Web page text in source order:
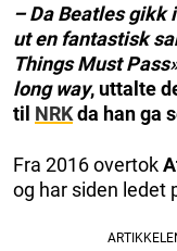
– Da Beatles gikk
ut en fantastisk
Things Must
long way, uttalte
til NRKda han ga
Fra 2016 overtok
og har siden ledet